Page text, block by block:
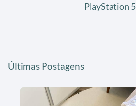
PlayStation 5
Últimas Postagens